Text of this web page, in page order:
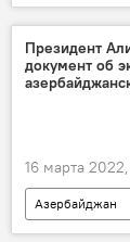
Миссия
Агдамский
Президент
документ об
16 марта
Азербайджан
Газ